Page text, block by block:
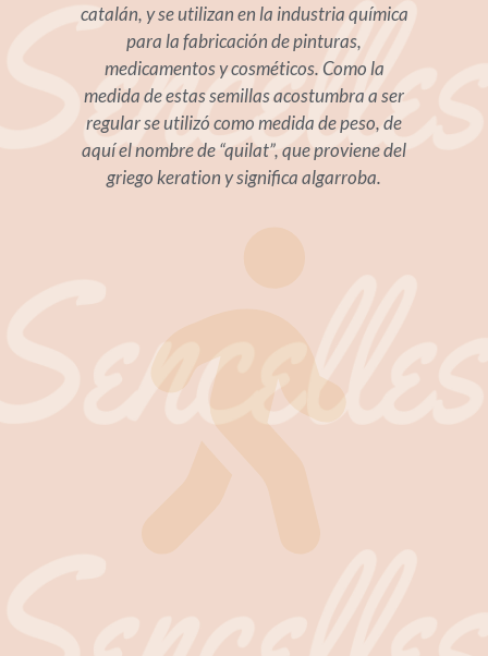
catalán, y se utilizan en la industria química
para la fabricación de pinturas,
medicamentos y cosméticos. Como la
medida de estas semillas acostumbra a ser
regular se utilizó como medida de peso, de
aquí el nombre de “quilat”, que proviene del
griego keration y significa algarroba.